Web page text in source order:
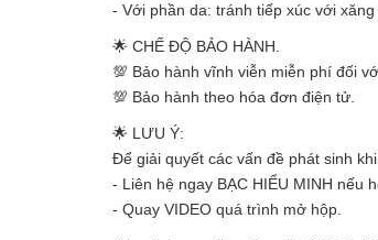
- Với phần da: tránh tiếp xúc với
🌟 CHẾ ĐỘ BẢO HÀNH.
💯 Bảo hành vĩnh viễn miễn phí đối
💯 Bảo hành theo hóa đơn điện tử.
🌟 LƯU Ý:
Để giải quyết các vấn đề phát sinh
- Liên hệ ngay BẠC HIỂU MINH nếu
- Quay VIDEO quá trình mở hộp.